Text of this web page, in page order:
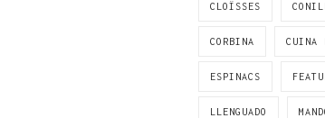
CLOÏSSES CONILL
CORBINA CUINA
ESPINACS
LLENGUADO